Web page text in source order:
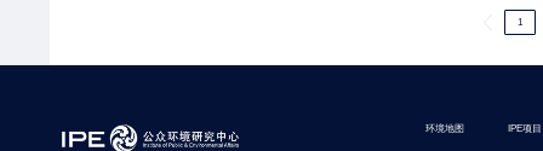
1
环境地图 IPE项目